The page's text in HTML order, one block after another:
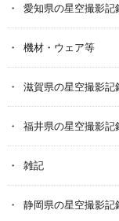
愛知県の星空撮影記
機材・ウェア等
滋賀県の星空撮影記
福井県の星空撮影記
雑記
静岡県の星空撮影記